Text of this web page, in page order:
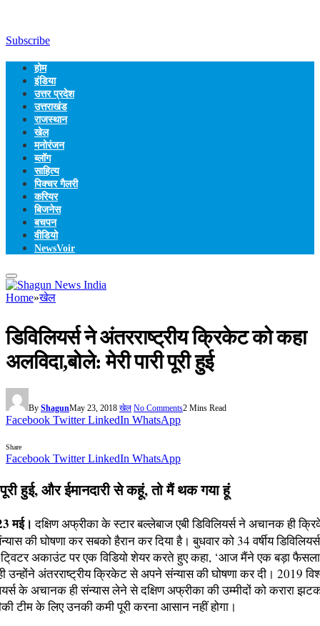
Subscribe
होम
इंडिया
उत्तर प्रदेश
उत्तराखंड
राजस्थान
खेल
मनोरंजन
ब्लॉग
साहित्य
पिक्चर गैलरी
करियर
बिजनेस
बचपन
वीडियो
NewsVoir
Home»खेल
डिविलियर्स ने अंतरराष्ट्रीय क्रिकेट को कहा
अलविदा,बोले: मेरी पारी पूरी हुई
By ShagunMay 23, 2018 खेल No Comments2 Mins Read
Facebook Twitter LinkedIn WhatsApp
Share
Facebook Twitter LinkedIn WhatsApp
पूरी हुई, और ईमानदारी से कहूं, तो मैं थक गया हूं
मई। दक्षिण अफ्रीका के स्टार बल्लेबाज एबी डिविलियर्स ने अचानक ही
की घोषणा कर सबको हैरान कर दिया है। बुधवार को 34 वर्षीय
अकाउंट पर एक विडियो शेयर करते हुए कहा, ‘आज मैंने एक बड़ा
उन्होंने अंतरराष्ट्रीय क्रिकेट से अपने संन्यास की घोषणा कर दी। 2019
के अचानक ही संन्यास लेने से दक्षिण अफ्रीका की उम्मीदों को करारा
टीम के लिए उनकी कमी पूरी करना आसान नहीं होगा।